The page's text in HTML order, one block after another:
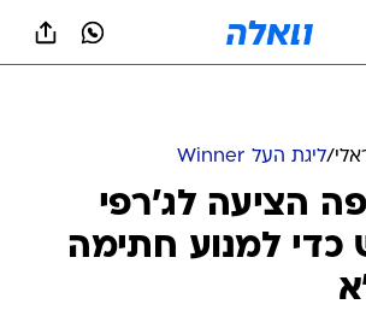
/ליגת העל Winner
הציעה לג'רפי
כדי למנוע חתימה